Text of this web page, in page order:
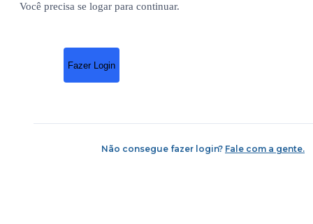
Você precisa se logar para continuar.
Fazer Login
Não consegue fazer login? Fale com a gente.